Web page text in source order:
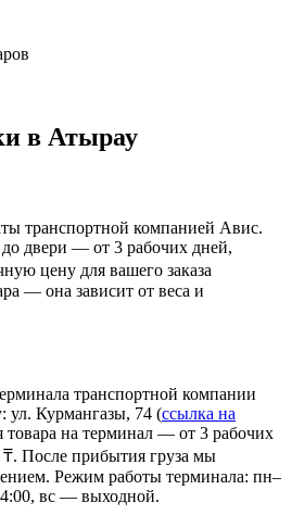
в Атырау
транспортной компанией Авис.
двери — от 3 рабочих дней,
цену для вашего заказа
— она зависит от веса и
транспортной компании
ул. Курмангазы, 74 (ссылка на
товара на терминал — от 3 рабочих
₸. После прибытия груза мы
Режим работы терминала: пн–
вс — выходной.